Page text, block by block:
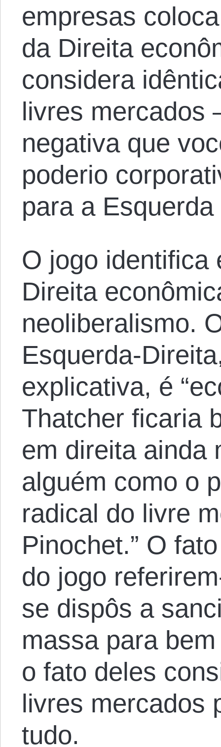
empresas
da Direita
considera
livres
negativa que
poderio
para a
O jogo identifica
Direita
neoliberalismo.
Esquerda-
explicativa, é
Thatcher ficaria
em direita ainda
alguém como o
radical do livre
Pinochet.” O
do jogo
se dispôs a
massa para
o fato deles
livres mercados
tudo.